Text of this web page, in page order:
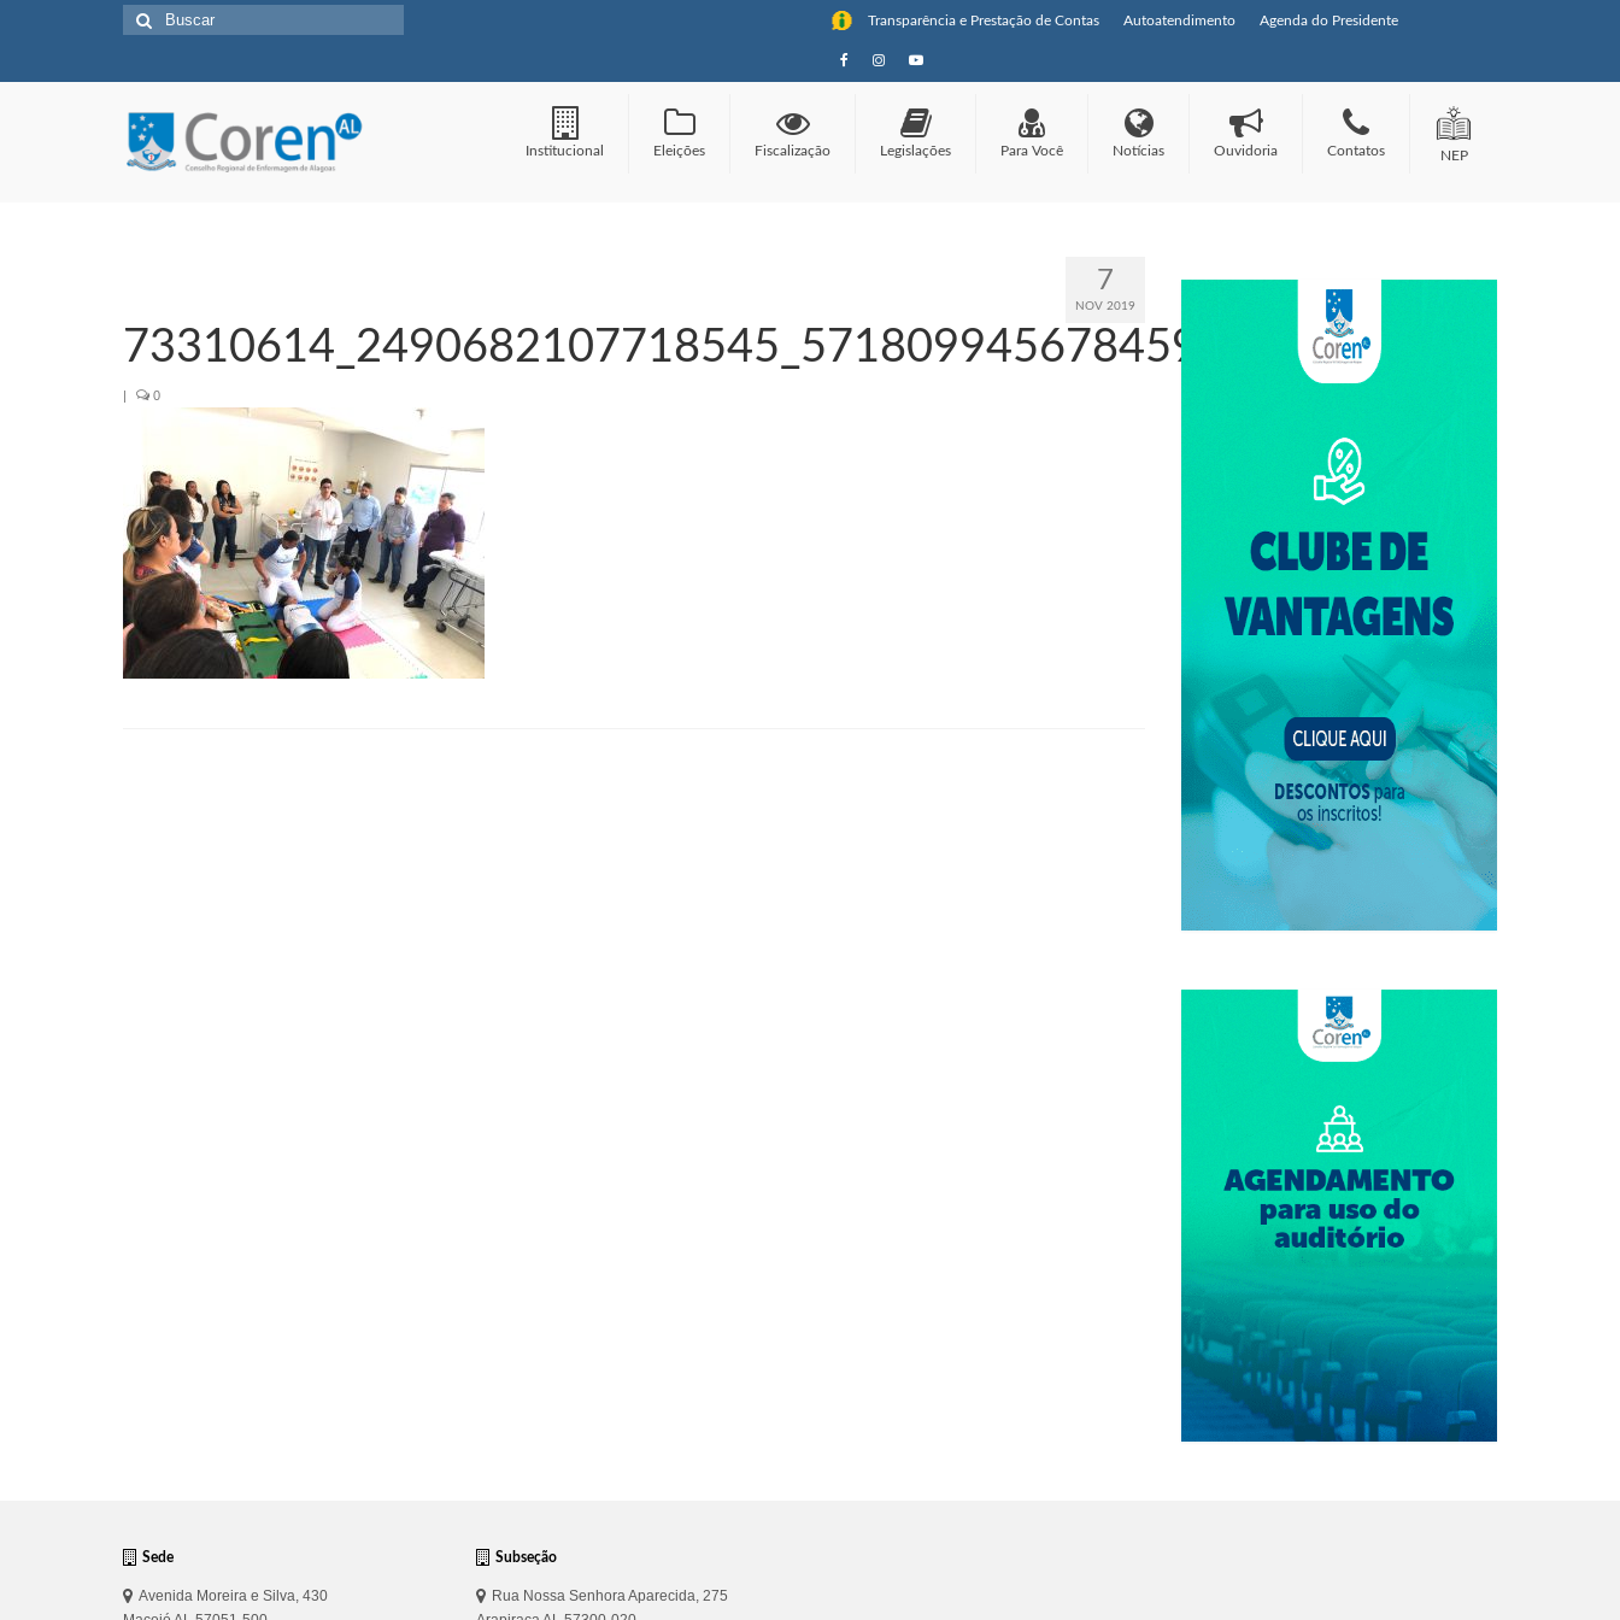
Transparência e Prestação de Contas Autoatendimento Agenda do Presidente
Buscar
por:
Institucional Eleições Fiscalização Legislações Para Você Notícias Ouvidoria Contatos NEP
7
NOV 2019
73310614_2490682107718545_5718099456784596992_o
| 0
Sede
Avenida Moreira e Silva, 430
Subseção
Rua Nossa Senhora Aparecida, 275